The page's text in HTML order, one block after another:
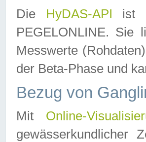
Die HyDAS-API ist
PEGELONLINE. Sie
Messwerte
der Beta-Phase und
Bezug von
Mit Online-
gewässerkundlicher